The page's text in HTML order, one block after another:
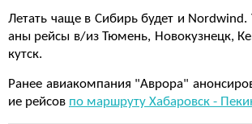
Летать чаще в Сибирь будет и Nordwind.
аны рейсы в/из Тюмень, Новокузнецк,
кутск.
Ранее авиакомпания "Аврора"
ие рейсов по маршруту Хабаровск -